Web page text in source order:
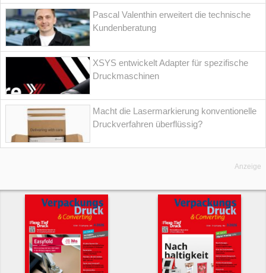
Pascal Valenthin erweitert die technische
Kundenberatung
XSYS entwickelt Adapter für spezifische
Druckmaschinen
Macht die Lasermarkierung konventionelle
Druckverfahren überflüssig?
Anzeige